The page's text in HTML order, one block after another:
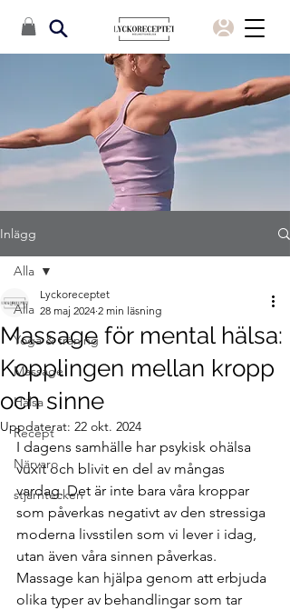
Inlägg
Alla
Yoga & träning
Massage
Hälsa
Recept
Närvaro
stjärntecken
Alla
Massage för mental hälsa:
Kopplingen mellan kropp
och sinne
Lyckoreceptet
28 maj 2024 2 min läsning
Uppdaterat: 22 okt. 2024
I dagens samhälle har psykisk ohälsa
vuxit och blivit en del av mångas
vardag. Det är inte bara våra kroppar
som påverkas negativt av den stressiga
moderna livsstilen som vi lever i idag,
utan även våra sinnen påverkas.
Massage kan hjälpa genom att erbjuda
olika typer av behandlingar som tar